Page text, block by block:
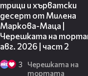
трици и хърватски
десерт от Милена
Маркова-Маца |
Черешката на
авг. 2026 | част 2
3
Черешката на
тортата